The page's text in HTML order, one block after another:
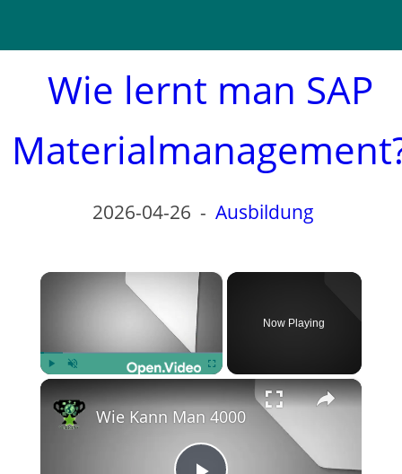
Wie lernt man SAP
2026-04-26 - Ausbildung
×
Now Playing
×
Wie Kann Man 4000 $ Passives